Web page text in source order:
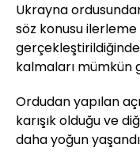
Ukrayna
söz konusu
kalmaları mümkün
Ordudan yapılan
karışık olduğu ve
daha yoğun